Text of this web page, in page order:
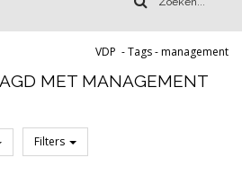
VDP -Tags-management
MET MANAGEMENT
Filters